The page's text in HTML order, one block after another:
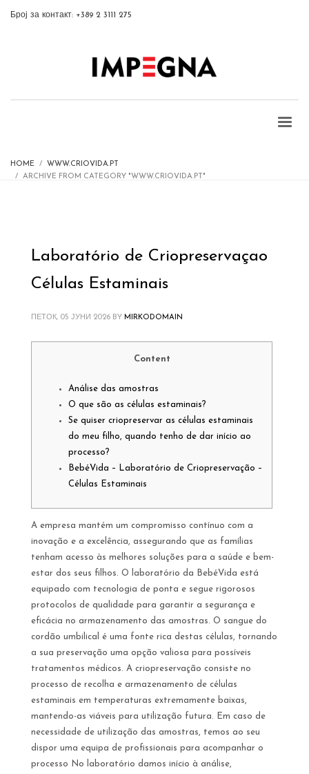
Број за контакт: +389 2 3111 275
HOME
WWW.CRIOVIDA.PT
ARCHIVE FROM CATEGORY "WWW.CRIOVIDA.PT"
Laboratório de Criopreservaçao
Células Estaminais
ПЕТОК, 05 ЈУНИ 2026 BY MIRKODOMAIN
Content
Análise das amostras
O que são as células estaminais?
Se quiser criopreservar as células estaminais
do meu filho, quando tenho de dar início ao
processo?
BebéVida – Laboratório de Criopreservação –
Células Estaminais
A empresa mantém um compromisso contínuo com a
inovação e a excelência, assegurando que as famílias
tenham acesso às melhores soluções para a saúde e bem-
estar dos seus filhos. O laboratório da BebéVida está
equipado com tecnologia de ponta e segue rigorosos
protocolos de qualidade para garantir a segurança e
eficácia no armazenamento das amostras. O sangue do
cordão umbilical é uma fonte rica destas células, tornando
a sua preservação uma opção valiosa para possíveis
tratamentos médicos. A criopreservação consiste no
processo de recolha e armazenamento de células
estaminais em temperaturas extremamente baixas,
mantendo-as viáveis para utilização futura. Em caso de
necessidade de utilização das amostras, temos ao seu
dispor uma equipa de profissionais para acompanhar o
processo No laboratório damos início à análise,